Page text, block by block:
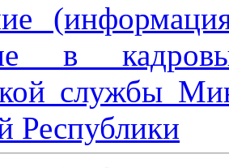
в
службы
Республики